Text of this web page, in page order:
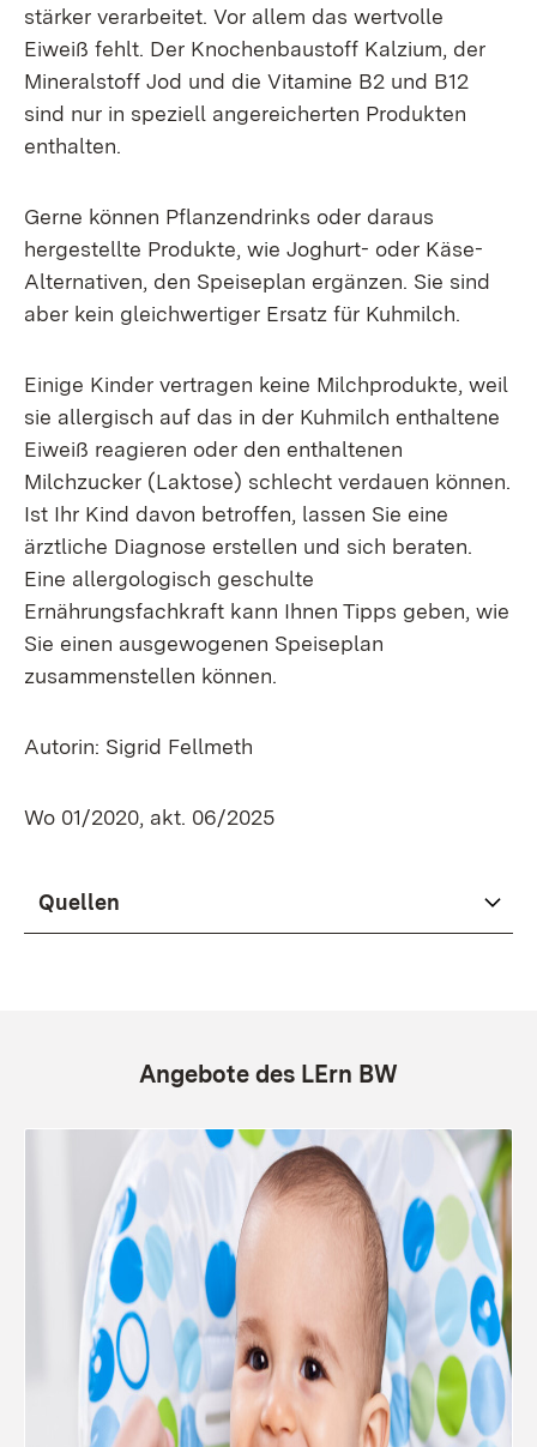
stärker verarbeitet. Vor allem das wertvolle
Eiweiß fehlt. Der Knochenbaustoff Kalzium, der
Mineralstoff Jod und die Vitamine B2 und B12
sind nur in speziell angereicherten Produkten
enthalten.
Gerne können Pflanzendrinks oder daraus
hergestellte Produkte, wie Joghurt- oder Käse-
Alternativen, den Speiseplan ergänzen. Sie sind
aber kein gleichwertiger Ersatz für Kuhmilch.
Einige Kinder vertragen keine Milchprodukte, weil
sie allergisch auf das in der Kuhmilch enthaltene
Eiweiß reagieren oder den enthaltenen
Milchzucker (Laktose) schlecht verdauen können.
Ist Ihr Kind davon betroffen, lassen Sie eine
ärztliche Diagnose erstellen und sich beraten.
Eine allergologisch geschulte
Ernährungsfachkraft kann Ihnen Tipps geben, wie
Sie einen ausgewogenen Speiseplan
zusammenstellen können.
Autorin: Sigrid Fellmeth
Wo 01/2020, akt. 06/2025
Quellen
Angebote des LErn BW